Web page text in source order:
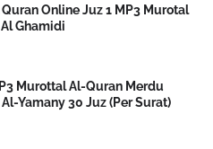
Online Juz 1 MP3 Murotal
Ghamidi
Murottal Al-Quran Merdu
Yamany 30 Juz (Per Surat)